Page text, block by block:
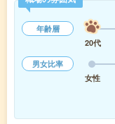
年齢層
20代
男女比率
女性